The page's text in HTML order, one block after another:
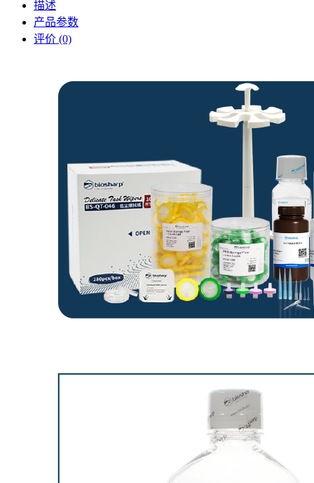
描述
产品参数
评价 (0)